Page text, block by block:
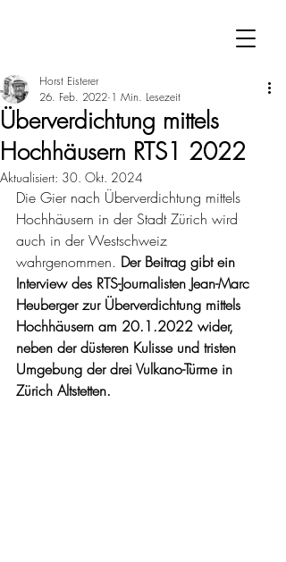
Überverdichtung mittels
Hochhäusern RTS1 2022
Horst Eisterer
26. Feb. 2022 1 Min. Lesezeit
Aktualisiert: 30. Okt. 2024
Die Gier nach Überverdichtung mittels
Hochhäusern in der Stadt Zürich wird
auch in der Westschweiz
wahrgenommen. Der Beitrag gibt ein
Interview des RTS-Journalisten Jean-Marc
Heuberger zur Überverdichtung mittels
Hochhäusern am 20.1.2022 wider,
neben der düsteren Kulisse und tristen
Umgebung der drei Vulkano-Türme in
Zürich Altstetten.